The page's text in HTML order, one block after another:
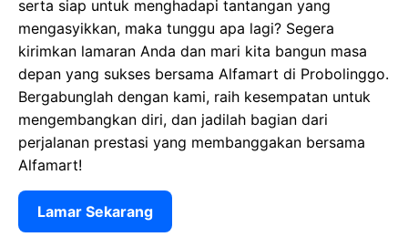
serta siap untuk menghadapi tantangan yang
mengasyikkan, maka tunggu apa lagi? Segera
kirimkan lamaran Anda dan mari kita bangun masa
depan yang sukses bersama Alfamart di Probolinggo.
Bergabunglah dengan kami, raih kesempatan untuk
mengembangkan diri, dan jadilah bagian dari
perjalanan prestasi yang membanggakan bersama
Alfamart!
Lamar Sekarang